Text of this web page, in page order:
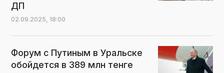
ДП
02.09.2025, 18:00
Форум с Путиным в Уральске
обойдется в 389 млн тенге